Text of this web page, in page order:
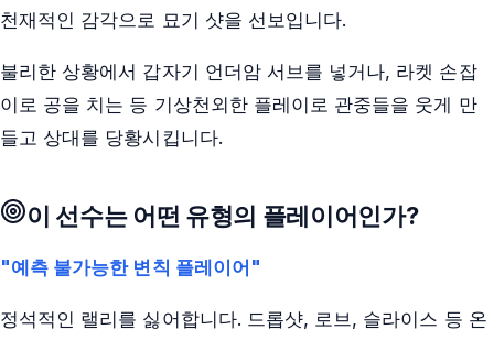
천재적인 감각으로 묘기 샷을 선보입니다.
불리한 상황에서 갑자기 언더암 서브를 넣거나, 라켓 손잡
이로 공을 치는 등 기상천외한 플레이로 관중들을 웃게 만
들고 상대를 당황시킵니다.
이 선수는 어떤 유형의 플레이어인가?
"예측 불가능한 변칙 플레이어"
정석적인 랠리를 싫어합니다. 드롭샷, 로브, 슬라이스 등 온